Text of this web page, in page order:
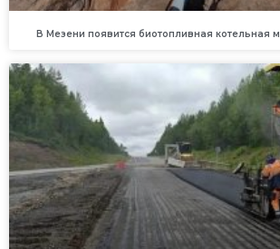
В Мезени появится биотопливная котельная